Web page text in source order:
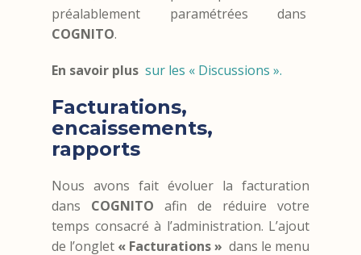
préalablement paramétrées dans
COGNITO.
En savoir plus sur les « Discussions ».
Facturations,
encaissements,
rapports
Nous avons fait évoluer la facturation
dans COGNITO afin de réduire votre
temps consacré à l’administration. L’ajout
de l’onglet « Facturations » dans le menu